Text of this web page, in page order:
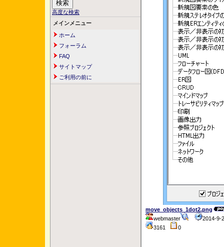
高度な検索
メインメニュー
ホーム
フォーラム
FAQ
サイトマップ
ご利用の前に
move_objects_1dot2.png
webmaster
2014-
3161
0